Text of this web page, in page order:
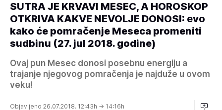
SUTRA JE KRVAVI MESEC, A HOROSKOP
OTKRIVA KAKVE NEVOLJE DONOSI: evo
kako će pomračenje Meseca promeniti
sudbinu (27. jul 2018. godine)
Ovaj pun Mesec donosi posebnu energiju a
trajanje njegovog pomračenja je najduže u ovom
veku!
Objavljeno 26.07.2018. 12:43h → 14:16h